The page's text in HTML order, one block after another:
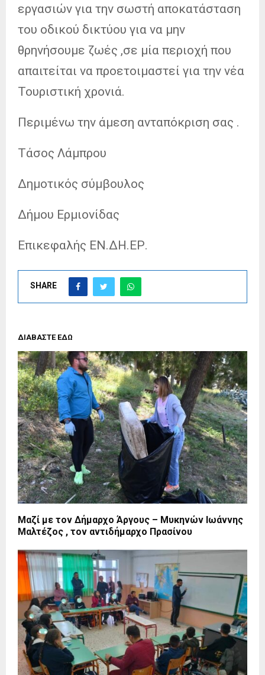
εργασιών για την σωστή αποκατάσταση
του οδικού δικτύου για να μην
θρηνήσουμε ζωές ,σε μία περιοχή που
απαιτείται να προετοιμαστεί για την νέα
Τουριστική χρονιά.
Περιμένω την άμεση ανταπόκριση σας .
Τάσος Λάμπρου
Δημοτικός σύμβουλος
Δήμου Ερμιονίδας
Επικεφαλής ΕΝ.ΔΗ.ΕΡ.
SHARE
ΔΙΑΒΑΣΤΕ ΕΔΩ
Μαζί με τον Δήμαρχο Άργους – Μυκηνών Ιωάννης
Μαλτέζος , τον αντιδήμαρχο Πρασίνου